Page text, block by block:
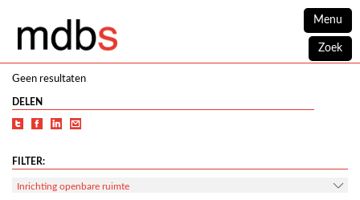
Menu
Zoek
Geen resultaten
DELEN
FILTER:
Inrichting openbare ruimte